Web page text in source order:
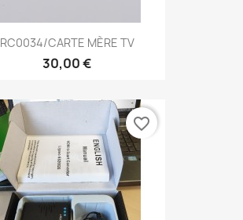
RC0034/CARTE MÈRE TV
30,00 €
favorite_border